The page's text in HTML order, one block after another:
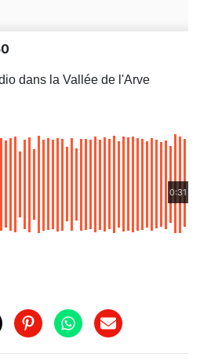
dans la Vallée de l'Arve
0:31